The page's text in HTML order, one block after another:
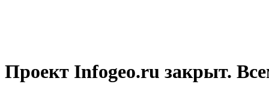
Проект Infogeo.ru закрыт.